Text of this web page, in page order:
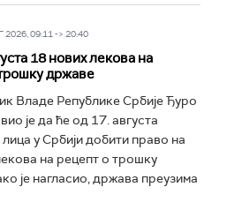
09:11 -> 20:40
18 нових лекова на
државе
Владе Републике Србије Ђуро
је да ће од 17. августа
у Србији добити право на
на рецепт о трошку
је нагласио, држава преузима